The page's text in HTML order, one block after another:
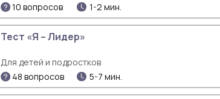
10 вопросов
1-2 мин.
Тест «Я – Лидер»
Для детей и подростков
48 вопросов
5-7 мин.